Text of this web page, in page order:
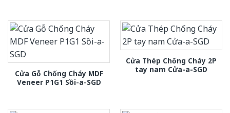
Cửa Gỗ Chống Cháy MDF
Veneer P1G1 Sồi-a-SGD
Cửa Thép Chống Cháy 2P
tay nam Cửa-a-SGD